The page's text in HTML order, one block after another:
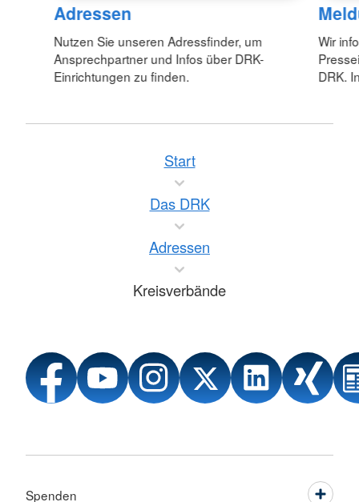
Adressen
Nutzen Sie unseren Adressfinder, um
Ansprechpartner und Infos über DRK-
Einrichtungen zu finden.
Wir
DRK.
Start
Das DRK
Adressen
Kreisverbände
Spenden